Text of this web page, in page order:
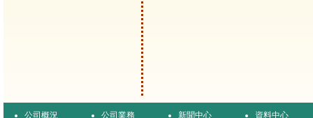
公司概況
公司業務
新聞中心
資料中心